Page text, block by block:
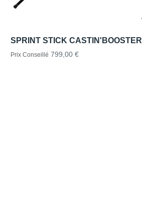
SPRINT STICK CASTIN'BOOSTER
Prix Conseillé 799,00 €